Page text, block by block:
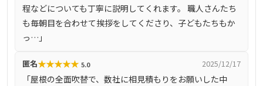
程などについても丁寧に説明してくれます。 職人さんたち
も毎朝目を合わせて挨拶をしてくださり、子どもたちもか
っ…」
匿名★★★★★ 5.0 2025/12/17
「屋根の全面吹替で、数社に相見積もりをお願いした中